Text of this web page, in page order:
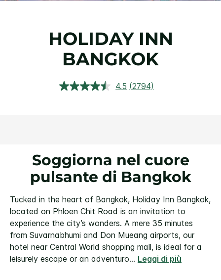
HOLIDAY INN
BANGKOK
4.5 Leggi
(2794)
Soggiorna nel cuore
pulsante di Bangkok
Tucked in the heart of Bangkok, Holiday Inn Bangkok,
located on Phloen Chit Road is an invitation to
experience the city’s wonders. A mere 35 minutes
from Suvarnabhumi and Don Mueang airports, our
hotel near Central World shopping mall, is ideal for a
leisurely escape or an adventuro... Leggi di più